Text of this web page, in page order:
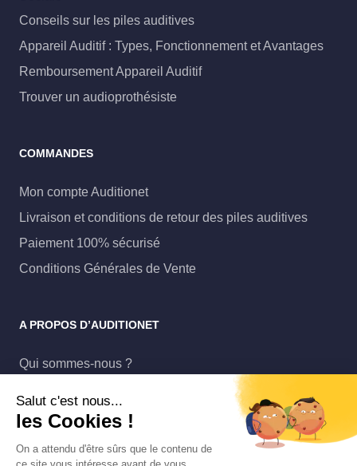
Conseils sur les piles auditives
Appareil Auditif : Types, Fonctionnement et Avantages
Remboursement Appareil Auditif
Trouver un audioprothésiste
COMMANDES
Mon compte Auditionet
Livraison et conditions de retour des piles auditives
Paiement 100% sécurisé
Conditions Générales de Vente
A PROPOS D’AUDITIONET
Qui sommes-nous ?
Protection des données
Salut c'est nous...
les Cookies !
On a attendu d'être sûrs que le contenu de
ce site vous intéresse avant de vous